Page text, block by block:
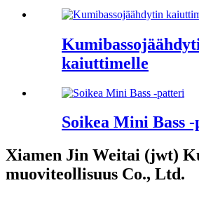
kaiuttimelle
Soikea Mini Bass
Xiamen Jin Weitai (jwt)
muoviteollisuus Co., Ltd.